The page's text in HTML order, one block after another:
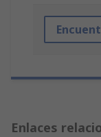
Enlaces